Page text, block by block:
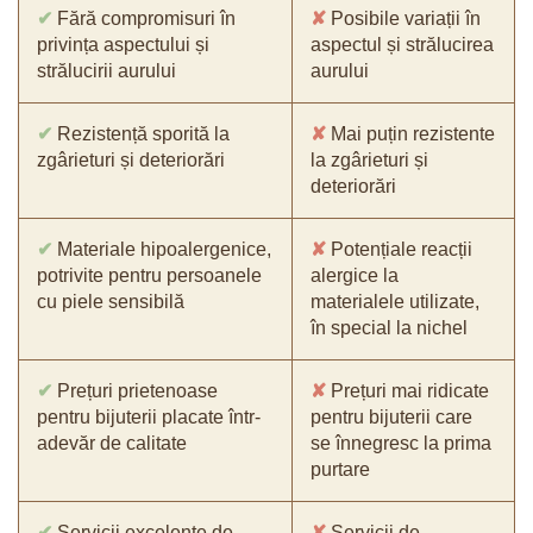
✔ Fără compromisuri în
privința aspectului și
strălucirii aurului
✘ Posibile variații în
aspectul și strălucirea
aurului
✔ Rezistență sporită la
zgârieturi și deteriorări
✘ Mai puțin rezistente
la zgârieturi și
deteriorări
✔ Materiale hipoalergenice,
potrivite pentru persoanele
cu piele sensibilă
✘ Potențiale reacții
alergice la
materialele utilizate,
în special la nichel
✔ Prețuri prietenoase
pentru bijuterii placate într-
adevăr de calitate
✘ Prețuri mai ridicate
pentru bijuterii care
se înnegresc la prima
purtare